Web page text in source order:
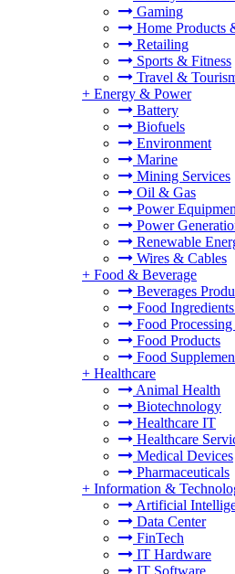
Gaming
Home Products
Retailing
Sports & Fitness
Travel &
+ Energy & Power
Battery
Biofuels
Environment
Marine
Mining Services
Oil & Gas
Power
Power
Renewable
Wires & Cables
+ Food & Beverage
Beverages
Food
Food
Food Products
Food
+ Healthcare
Animal Health
Biotechnology
Healthcare IT
Healthcare
Medical Devices
Pharmaceuticals
+ Information &
Artificial
Data Center
FinTech
IT Hardware
IT Software